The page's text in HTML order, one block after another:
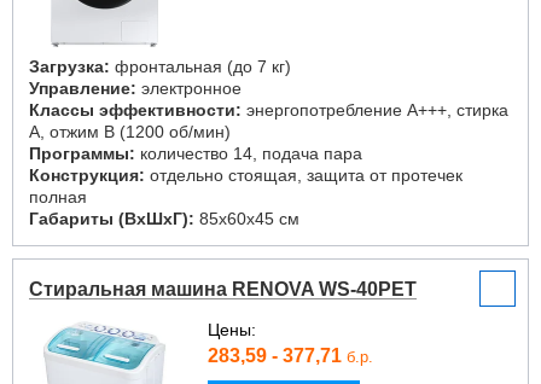
Загрузка: фронтальная (до 7 кг)
Управление: электронное
Классы эффективности: энергопотребление A+++, стирка
A, отжим B (1200 об/мин)
Программы: количество 14, подача пара
Конструкция: отдельно стоящая, защита от протечек
полная
Габариты (ВxШxГ): 85x60x45 см
Стиральная машина RENOVA WS-40PET
Цены:
283,59 - 377,71 б.р.